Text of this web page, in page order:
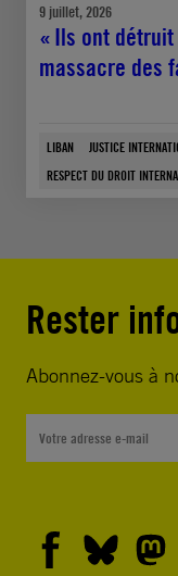
9 juillet, 2026
« Ils ont détruit
massacre des
LIBAN
JUSTICE
RESPECT DU DROIT
Rester
Abonnez-vous à